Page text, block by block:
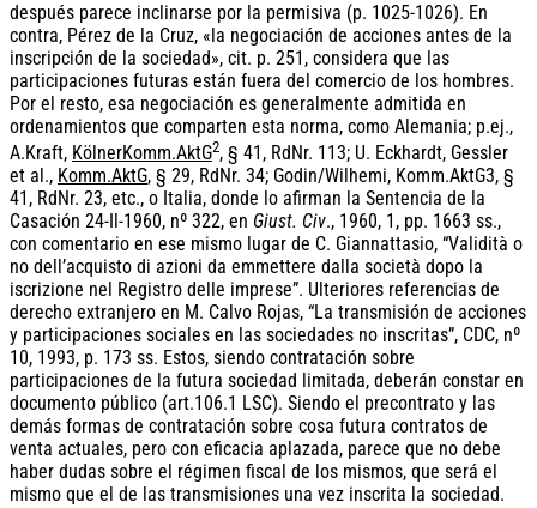
después parece inclinarse por la permisiva (p. 1025-1026). En
contra, Pérez de la Cruz, «la negociación de acciones antes de la
inscripción de la sociedad», cit. p. 251, considera que las
participaciones futuras están fuera del comercio de los hombres.
Por el resto, esa negociación es generalmente admitida en
ordenamientos que comparten esta norma, como Alemania; p.ej.,
A.Kraft, KölnerKomm.AktG2, § 41, RdNr. 113; U. Eckhardt, Gessler
et al., Komm.AktG, § 29, RdNr. 34; Godin/Wilhemi, Komm.AktG3, §
41, RdNr. 23, etc., o Italia, donde lo afirman la Sentencia de la
Casación 24-Il-1960, nº 322, en Giust. Civ., 1960, 1, pp. 1663 ss.,
con comentario en ese mismo lugar de C. Giannattasio, “Validità o
no dell’acquisto di azioni da emmettere dalla società dopo la
iscrizione nel Registro delle imprese”. Ulteriores referencias de
derecho extranjero en M. Calvo Rojas, “La transmisión de acciones
y participaciones sociales en las sociedades no inscritas”, CDC, nº
10, 1993, p. 173 ss. Estos, siendo contratación sobre
participaciones de la futura sociedad limitada, deberán constar en
documento público (art.106.1 LSC). Siendo el precontrato y las
demás formas de contratación sobre cosa futura contratos de
venta actuales, pero con eficacia aplazada, parece que no debe
haber dudas sobre el régimen fiscal de los mismos, que será el
mismo que el de las transmisiones una vez inscrita la sociedad.